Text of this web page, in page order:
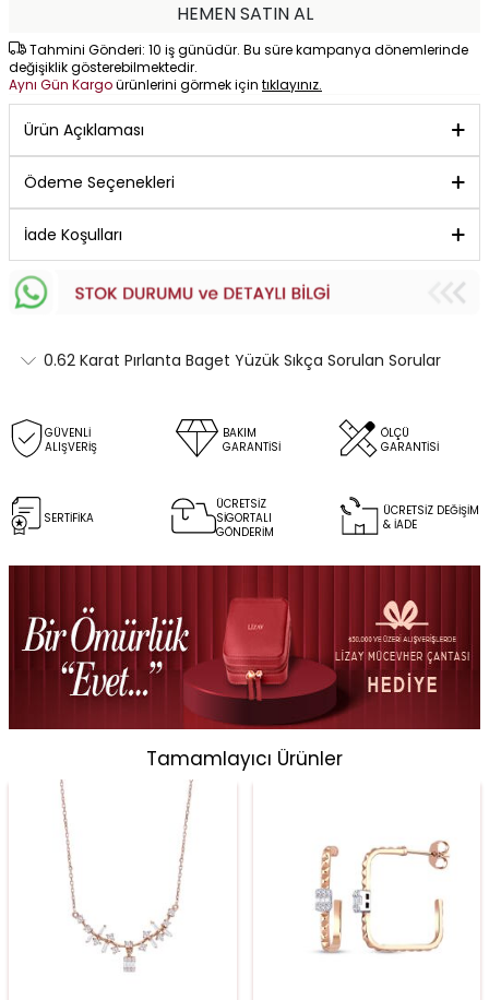
HEMEN SATIN AL
Tahmini Gönderi: 10 iş günüdür. Bu süre kampanya dönemlerinde
değişiklik gösterebilmektedir.
Aynı Gün Kargoürünlerini görmek için tıklayınız.
Ürün Açıklaması
Ödeme Seçenekleri
İade Koşulları
0.62 Karat Pırlanta Baget Yüzük Sıkça Sorulan Sorular
GÜVENLİ
ALIŞVERİŞ
BAKIM
GARANTİSİ
ÖLÇÜ
GARANTİSİ
SERTİFİKA
ÜCRETSİZ
SİGORTALI
GÖNDERİM
ÜCRETSİZ DEĞİŞİM
& İADE
Tamamlayıcı Ürünler